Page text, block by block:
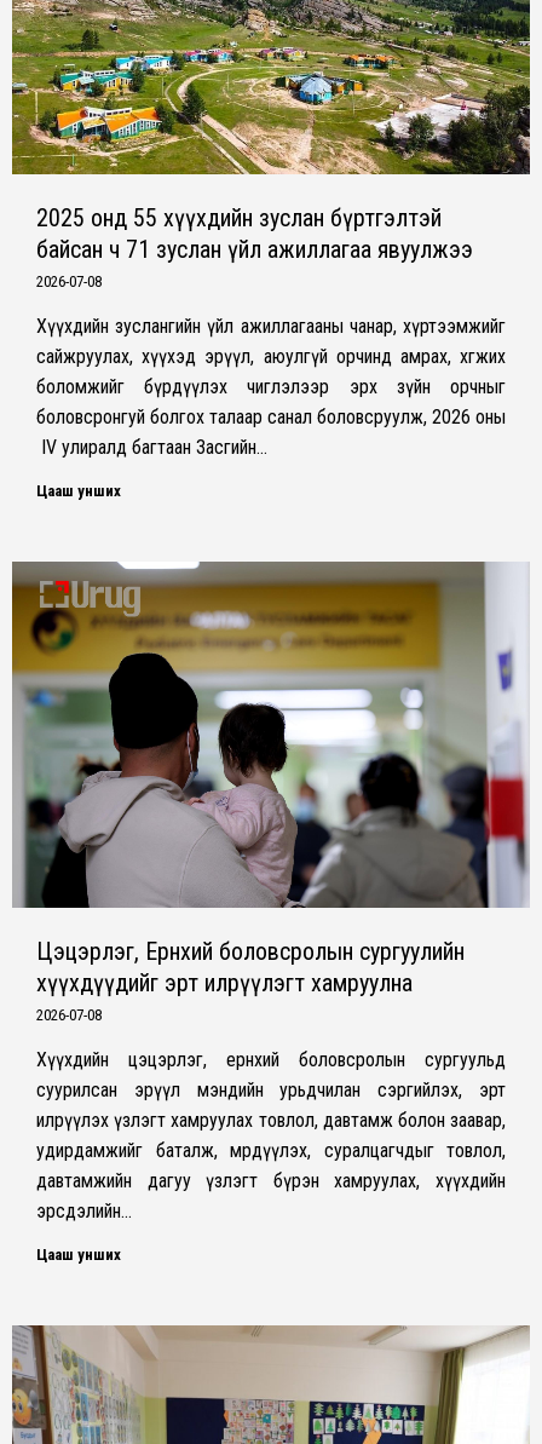
2025 онд 55 хүүхдийн зуслан бүртгэлтэй
байсан ч 71 зуслан үйл ажиллагаа явуулжээ
2026-07-08
Хүүхдийн зуслангийн үйл ажиллагааны чанар, хүртээмжийг
сайжруулах, хүүхэд эрүүл, аюулгүй орчинд амрах, хөгжих
боломжийг бүрдүүлэх чиглэлээр эрх зүйн орчныг
боловсронгуй болгох талаар санал боловсруулж, 2026 оны
IV улиралд багтаан Засгийн…
Цааш унших
Цэцэрлэг, Ерөнхий боловсролын сургуулийн
хүүхдүүдийг эрт илрүүлэгт хамруулна
2026-07-08
Хүүхдийн цэцэрлэг, ерөнхий боловсролын сургуульд
суурилсан эрүүл мэндийн урьдчилан сэргийлэх, эрт
илрүүлэх үзлэгт хамруулах товлол, давтамж болон заавар,
удирдамжийг баталж, мөрдүүлэх, суралцагчдыг товлол,
давтамжийн дагуу үзлэгт бүрэн хамруулах, хүүхдийн
эрсдэлийн…
Цааш унших